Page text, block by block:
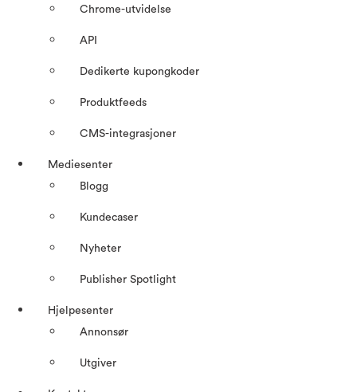
Chrome-utvidelse
API
Dedikerte kupongkoder
Produktfeeds
CMS-integrasjoner
Mediesenter
Blogg
Kundecaser
Nyheter
Publisher Spotlight
Hjelpesenter
Annonsør
Utgiver